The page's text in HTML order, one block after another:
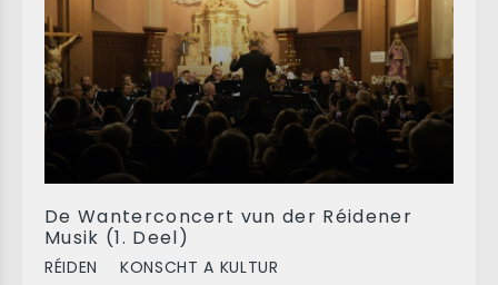
De Wanterconcert vun der Réidener
Musik (1. Deel)
RÉIDEN KONSCHT A KULTUR